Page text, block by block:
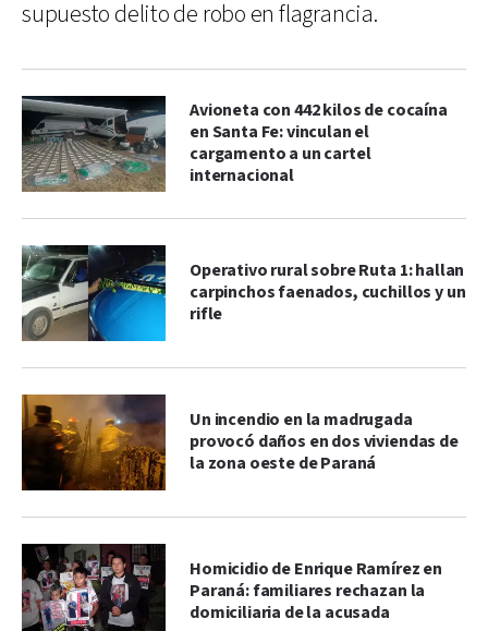
supuesto delito de robo en flagrancia.
Avioneta con 442 kilos de cocaína
en Santa Fe: vinculan el
cargamento a un cartel
internacional
Operativo rural sobre Ruta 1: hallan
carpinchos faenados, cuchillos y un
rifle
Un incendio en la madrugada
provocó daños en dos viviendas de
la zona oeste de Paraná
Homicidio de Enrique Ramírez en
Paraná: familiares rechazan la
domiciliaria de la acusada